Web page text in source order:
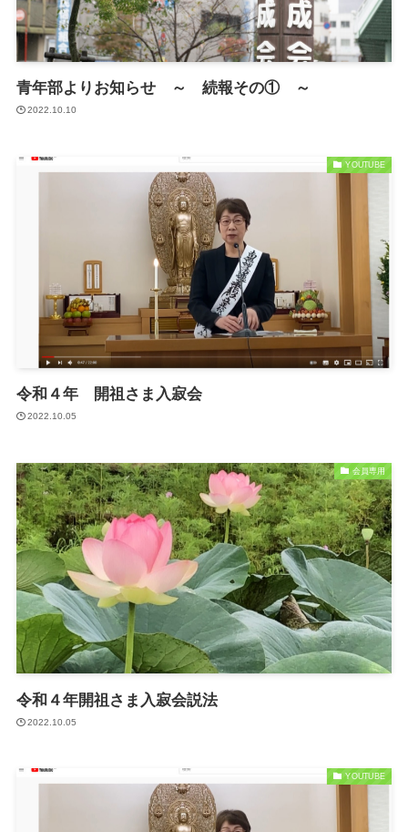
青年部よりお知らせ ～ 続報その① ～
2022.10.10
YOUTUBE
令和４年 開祖さま入寂会
2022.10.05
会員専用
令和４年開祖さま入寂会説法
2022.10.05
YOUTUBE